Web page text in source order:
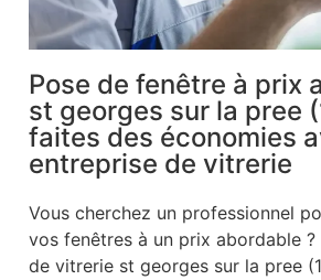
Pose de fenêtre à prix
st georges sur la pree
faites des économies
entreprise de vitrerie
Vous cherchez un professionnel
vos fenêtres à un prix abordable
de vitrerie st georges sur la pree